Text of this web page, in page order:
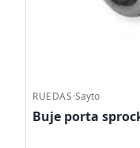
RUEDAS·Sayto
Buje porta